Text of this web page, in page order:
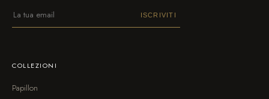
ISCRIVITI
COLLEZIONI
Papillon